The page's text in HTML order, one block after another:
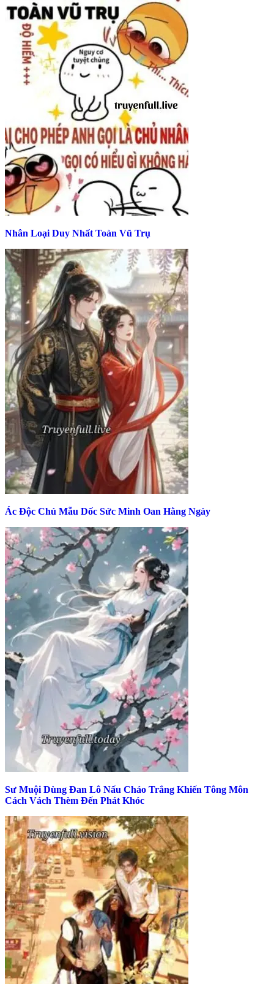
Nhân Loại Duy Nhất Toàn Vũ Trụ
Ác Độc Chủ Mẫu Dốc Sức Minh Oan Hằng Ngày
Sư Muội Dùng Đan Lô Nấu Cháo Trắng Khiến Tông Môn
Cách Vách Thèm Đến Phát Khóc